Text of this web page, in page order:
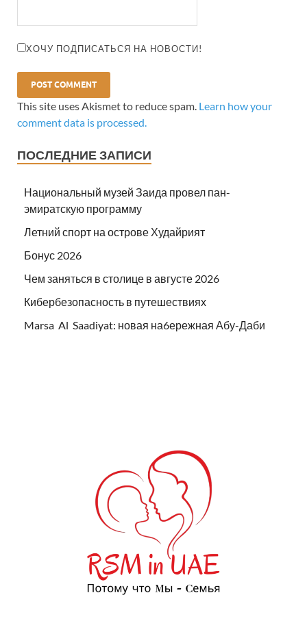
ХОЧУ ПОДПИСАТЬСЯ НА НОВОСТИ!
This site uses Akismet to reduce spam. Learn how your
comment data is processed.
ПОСЛЕДНИЕ ЗАПИСИ
Национальный музей Заида провел пан-
эмиратскую программу
Летний спорт на острове Худайрият
Бонус 2026
Чем заняться в столице в августе 2026
Кибербезопасность в путешествиях
Marsa Al Saadiyat: новая на6ережная Абу-Даби